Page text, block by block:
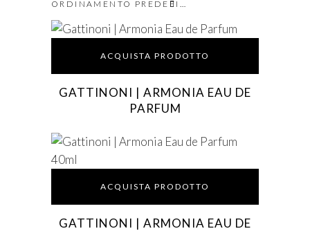
ORDINAMENTO PREDEFINITO
ACQUISTA PRODOTTO
GATTINONI | ARMONIA EAU DE
PARFUM
ACQUISTA PRODOTTO
GATTINONI | ARMONIA EAU DE